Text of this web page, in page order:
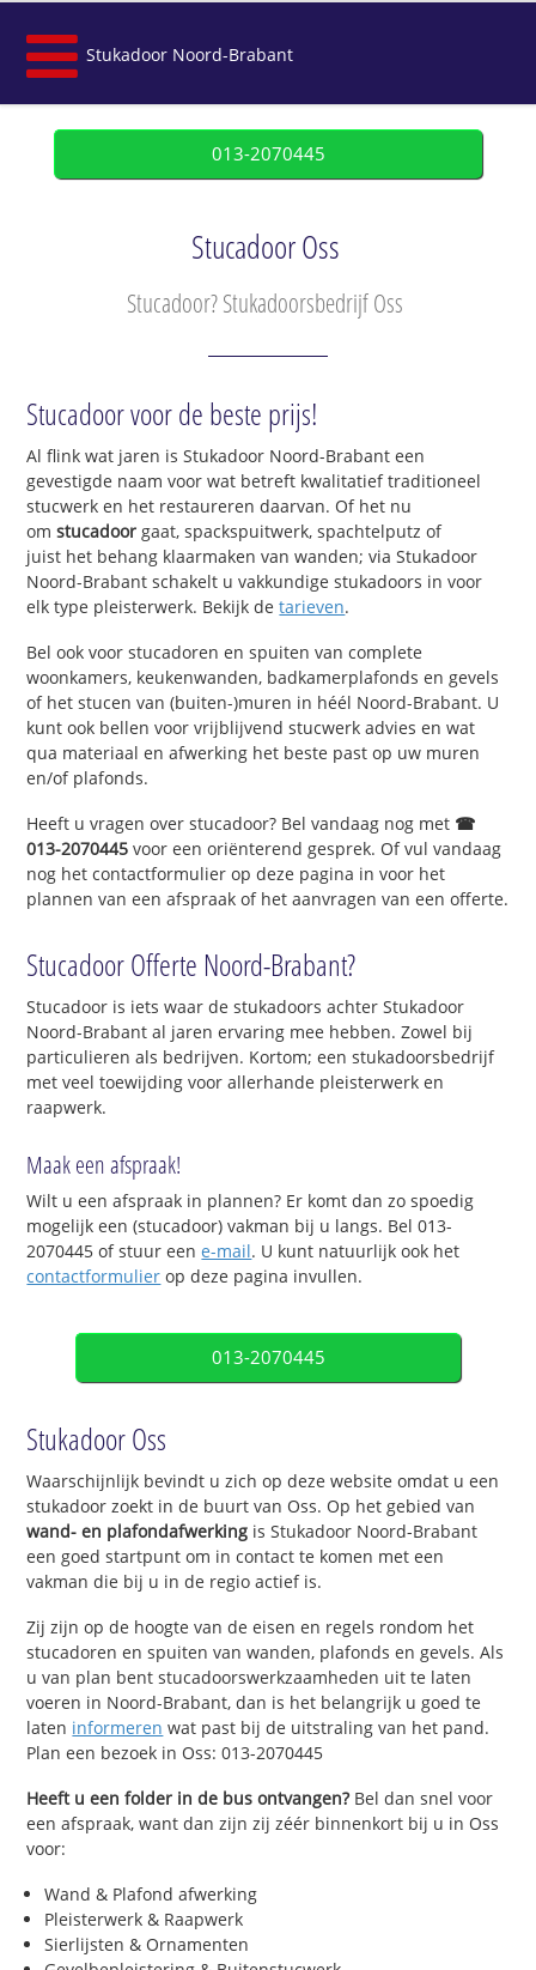
Stukadoor Noord-Brabant
013-2070445
Stucadoor Oss
Stucadoor? Stukadoorsbedrijf Oss
Stucadoor voor de beste prijs!
Al flink wat jaren is Stukadoor Noord-Brabant een
gevestigde naam voor wat betreft kwalitatief traditioneel
stucwerk en het restaureren daarvan. Of het nu
omstucadoor gaat, spackspuitwerk, spachtelputz of
juist het behang klaarmaken van wanden; via Stukadoor
Noord-Brabant schakelt u vakkundige stukadoors in voor
elk type pleisterwerk. Bekijk detarieven.
Bel ook voor stucadoren en spuiten van complete
woonkamers, keukenwanden, badkamerplafonds en gevels
of het stucen van (buiten-)muren in héél Noord-Brabant. U
kunt ook bellen voor vrijblijvend stucwerk advies en wat
qua materiaal en afwerking het beste past op uw muren
en/of plafonds.
Heeft u vragen over stucadoor? Bel vandaag nog met ☎
013-2070445 voor een oriënterend gesprek. Of vul vandaag
nog het contactformulier op deze pagina in voor het
plannen van een afspraak of het aanvragen van een offerte.
Stucadoor Offerte Noord-Brabant?
Stucadoor is iets waar de stukadoors achter Stukadoor
Noord-Brabant al jaren ervaring mee hebben. Zowel bij
particulieren als bedrijven. Kortom; een stukadoorsbedrijf
met veel toewijding voor allerhande pleisterwerk en
raapwerk.
Maak een afspraak!
Wilt u een afspraak in plannen? Er komt dan zo spoedig
mogelijk een (stucadoor) vakman bij u langs. Bel 013-
2070445 of stuur eene-mail. U kunt natuurlijk ook het
contactformulier op deze pagina invullen.
013-2070445
Stukadoor Oss
Waarschijnlijk bevindt u zich op deze website omdat u een
stukadoor zoekt in de buurt van Oss. Op het gebied van
wand- en plafondafwerking is Stukadoor Noord-Brabant
een goed startpunt om in contact te komen met een
vakman die bij u in de regio actief is.
Zij zijn op de hoogte van de eisen en regels rondom het
stucadoren en spuiten van wanden, plafonds en gevels. Als
u van plan bent stucadoorswerkzaamheden uit te laten
voeren in Noord-Brabant, dan is het belangrijk u goed te
laten informeren wat past bij de uitstraling van het pand.
Plan een bezoek in Oss: 013-2070445
Heeft u een folder in de bus ontvangen?Bel dan snel voor
een afspraak, want dan zijn zij zéér binnenkort bij u in Oss
voor:
Wand & Plafond afwerking
Pleisterwerk & Raapwerk
Sierlijsten & Ornamenten